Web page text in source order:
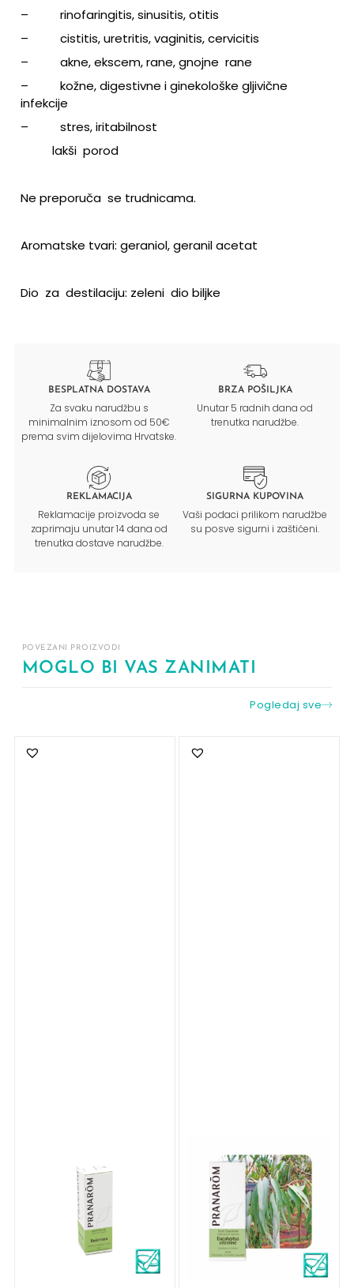
–
rinofaringitis, sinusitis, otitis
–
cistitis, uretritis, vaginitis, cervicitis
–
akne, ekscem, rane, gnojne rane
–
kožne, digestivne i ginekološke gljivične
infekcije
–
stres, iritabilnost
lakši porod
Ne preporuča se trudnicama.
Aromatske tvari: geraniol, geranil acetat
Dio za destilaciju: zeleni dio biljke
BESPLATNA DOSTAVA
Za svaku narudžbu s
minimalnim iznosom od 50€
prema svim dijelovima Hrvatske.
BRZA POŠILJKA
Unutar 5 radnih dana od
trenutka narudžbe.
REKLAMACIJA
Reklamacije proizvoda se
zaprimaju unutar 14 dana od
trenutka dostave narudžbe.
SIGURNA KUPOVINA
Vaši podaci prilikom narudžbe
su posve sigurni i zaštićeni.
POVEZANI PROIZVODI
MOGLO BI VAS ZANIMATI
Pogledaj sve